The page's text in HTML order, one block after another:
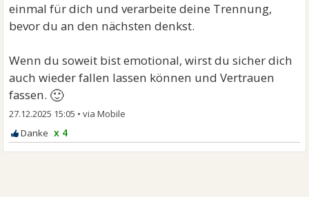
einmal für dich und verarbeite deine Trennung,
bevor du an den nächsten denkst.
Wenn du soweit bist emotional, wirst du sicher dich
auch wieder fallen lassen können und Vertrauen
fassen. 🙂
27.12.2025 15:05 •
x 4